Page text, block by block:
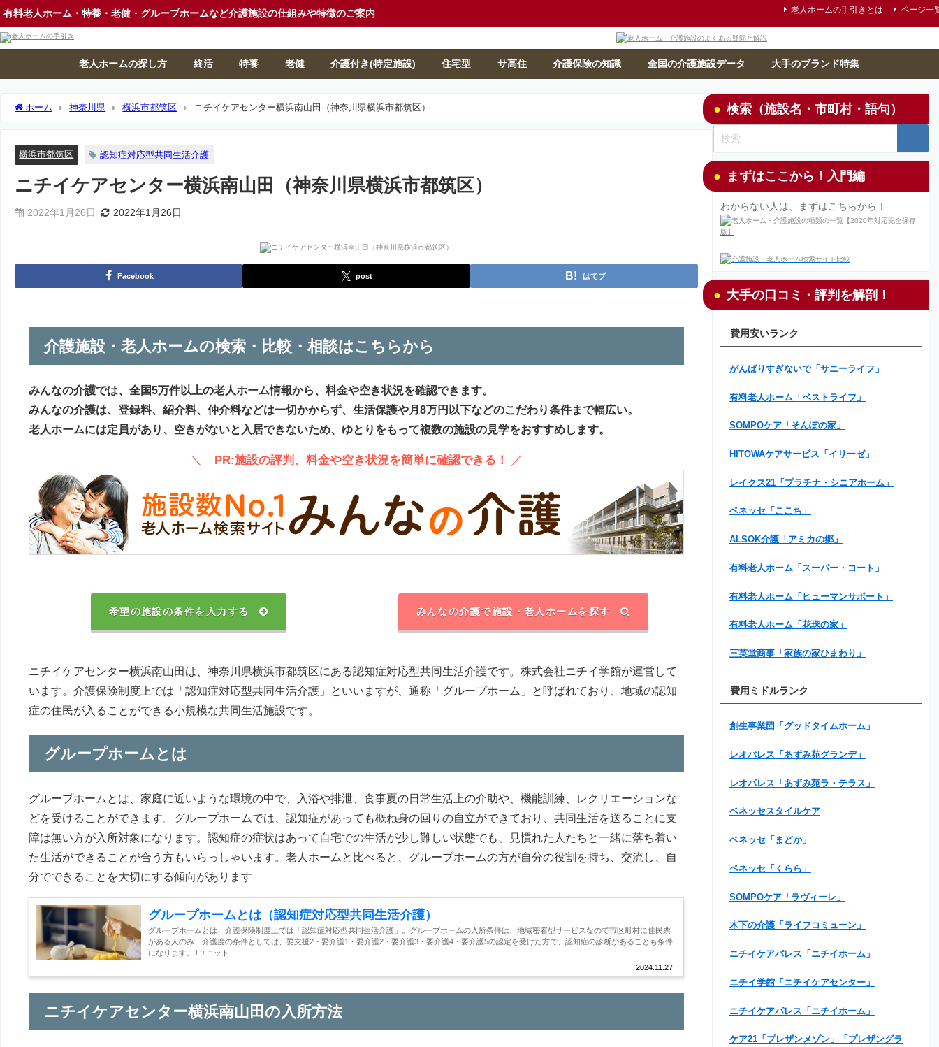
有料老人ホーム・特養・老健・グループホームなど介護施設の仕組みや特徴のご案内 老人ホームの手引きとは ページ一
老人ホームの探し方 終活 特養 老健 介護付き(特定施設) 住宅型 サ高住 介護保険の知識 全国の介護施設データ 大手のブランド特集
ホーム 神奈川県 横浜市都筑区 ニチイケアセンター横浜南山田（神奈川県横浜市都筑区）
横浜市都筑区 認知症対応型共同生活介護
ニチイケアセンター横浜南山田（神奈川県横浜市都筑区）
2022年1月26日 2022年1月26日
Facebook post はてブ
介護施設・老人ホームの検索・比較・相談はこちらから
みんなの介護では、全国5万件以上の老人ホーム情報から、料金や空き状況を確認できます。
みんなの介護は、登録料、紹介料、仲介料などは一切かからず、生活保護や月8万円以下などのこだわり条件まで幅広い。
老人ホームには定員があり、空きがないと入居できないため、ゆとりをもって複数の施設の見学をおすすめします。
＼ PR:施設の評判、料金や空き状況を簡単に確認できる！ ／
希望の施設の条件を入力する みんなの介護で施設・老人ホームを探す
ニチイケアセンター横浜南山田は、神奈川県横浜市都筑区にある認知症対応型共同生活介護です。株式会社ニチイ学館が運営して
います。介護保険制度上では「認知症対応型共同生活介護」といいますが、通称「グループホーム」と呼ばれており、地域の認知
症の住民が入ることができる小規模な共同生活施設です。
グループホームとは
グループホームとは、家庭に近いような環境の中で、入浴や排泄、食事夏の日常生活上の介助や、機能訓練、レクリエーションな
どを受けることができます。グループホームでは、認知症があっても概ね身の回りの自立ができており、共同生活を送ることに支
障は無い方が入所対象になります。認知症の症状はあって自宅での生活が少し難しい状態でも、見慣れた人たちと一緒に落ち着い
た生活ができることが合う方もいらっしゃいます。老人ホームと比べると、グループホームの方が自分の役割を持ち、交流し、自
分でできることを大切にする傾向があります
グループホームとは（認知症対応型共同生活介護）
2024.11.27
グループホームとは、介護保険制度上では「認知症対応型共同生活介護」。グループホームの入所条件は、地域密着型サービスなので市区町村に住民票
がある人のみ、介護度の条件としては、要支援2・要介護1・要介護2・要介護3・要介護4・要介護5の認定を受けた方で、認知症の診断があることも条件
になります。1ユニット...
ニチイケアセンター横浜南山田の入所方法
検索（施設名・市町村・語句）
まずはここから！入門編
わからない人は、まずはこちらから！
大手の口コミ・評判を解剖！
費用安いランク
がんばりすぎないで「サニーライフ」
有料老人ホーム「ベストライフ」
SOMPOケア「そんぽの家」
HITOWAケアサービス「イリーゼ」
レイクス21「プラチナ・シニアホーム」
ベネッセ「ここち」
ALSOK介護「アミカの郷」
有料老人ホーム「スーパー・コート」
有料老人ホーム「ヒューマンサポート」
有料老人ホーム「花珠の家」
三英堂商事「家族の家ひまわり」
費用ミドルランク
創生事業団「グッドタイムホーム」
レオパレス「あずみ苑グランデ」
レオパレス「あずみ苑ラ・テラス」
ベネッセスタイルケア
ベネッセ「まどか」
ベネッセ「くらら」
SOMPOケア「ラヴィーレ」
木下の介護「ライフコミューン」
ニチイケアパレス「ニチイホーム」
ニチイ学館「ニチイケアセンター」
ニチイケアパレス「ニチイホーム」
ケア21「プレザンメゾン」「プレザングラ